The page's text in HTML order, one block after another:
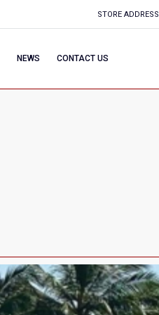
STORE ADDRESS
NEWS CONTACT US